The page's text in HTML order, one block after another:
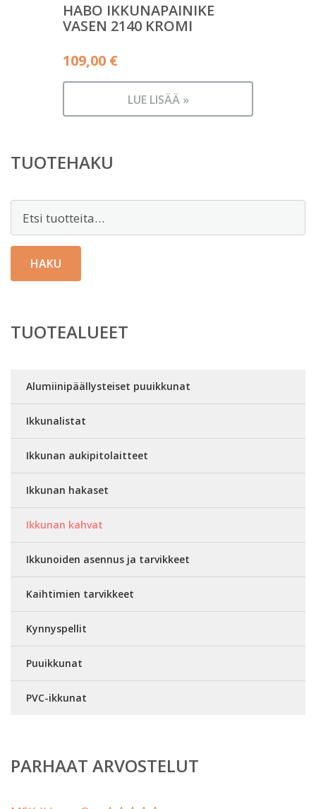
HABO IKKUNAPAINIKE
VASEN 2140 KROMI
109,00 €
LUE LISÄÄ »
TUOTEHAKU
HAKU
TUOTEALUEET
Alumiinipäällysteiset puuikkunat
Ikkunalistat
Ikkunan aukipitolaitteet
Ikkunan hakaset
Ikkunan kahvat
Ikkunoiden asennus ja tarvikkeet
Kaihtimien tarvikkeet
Kynnyspellit
Puuikkunat
PVC-ikkunat
PARHAAT ARVOSTELUT